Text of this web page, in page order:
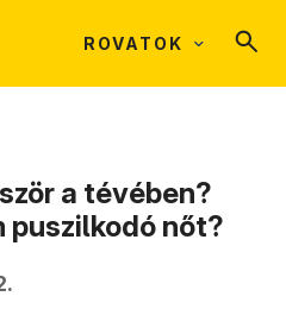
ROVATOK
a tévében?
puszilkodó nőt?